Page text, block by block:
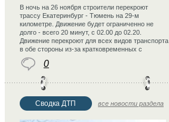
В ночь на 26 ноября строители перекроют
трассу Екатеринбург - Тюмень на 29-м
километре. Движение будет ограниченно не
долго - всего 20 минут, с 02.00 до 02.20.
Движение перекроют для всех видов транспорта
в обе стороны из-за кратковременных с
0
Сводка ДТП все новости раздела